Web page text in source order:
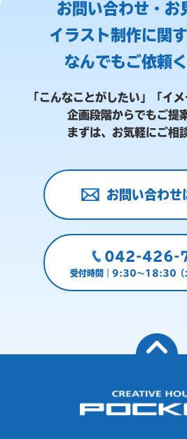
お問い合わせ・お
イラスト制作に関
なんでもご依頼く
「こんなことがしたい」「イ
企画段階からでもご提
まずは、お気軽にご相
お問い合わせ
042-426-
受付時間｜9:30～18:30（土